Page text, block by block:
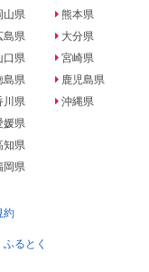
山県
島県
口県
島県
川県
媛県
知県
岡県
熊本県
大分県
宮崎県
鹿児島県
沖縄県
約
ふるとく